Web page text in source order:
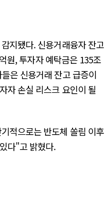
지됐다. 신용거래융자 잔고
원, 투자자 예탁금은 135조
은 신용거래 잔고 급증이
자 손실 리스크 요인이 될
적으로는 반도체 쏠림 이후
다"고 밝혔다.